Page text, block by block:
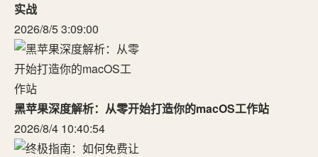
实战
2026/8/5 3:09:00
黑苹果深度解析：从零开始打造你的macOS工作站
2026/8/4 10:40:54